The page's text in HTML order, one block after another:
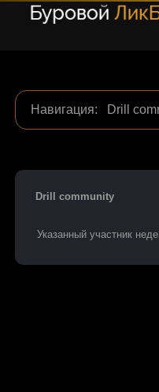
Навигация: Drill
Drill community
Указанный участник